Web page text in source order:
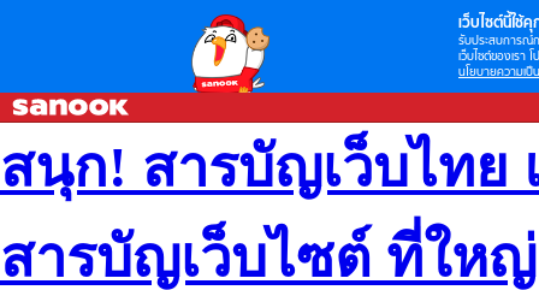
เว็บไซต์นี้ใช้คุ
รับประสบการณ์
เว็บไซต์ของเรา
นโยบายความเป็
สนุก! สารบัญเว็บไทย
สารบัญเว็บไซต์ ที่ให